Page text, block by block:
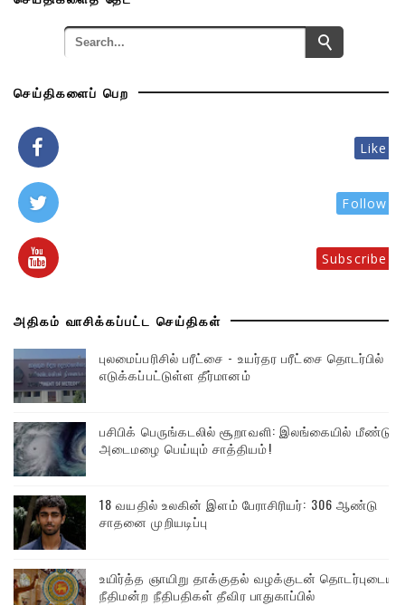
செய்திகளைப் பெற
Like
Follow
Subscribe
அதிகம் வாசிக்கப்பட்ட செய்திகள்
புலமைப்பரிசில் பரீட்சை - உயர்தர பரீட்சை தொடர்பில்
எடுக்கப்பட்டுள்ள தீர்மானம்
பசிபிக் பெருங்கடலில் சூறாவளி: இலங்கையில் மீண்டும்
அடைமழை பெய்யும் சாத்தியம்!
18 வயதில் உலகின் இளம் பேராசிரியர்: 306 ஆண்டு
சாதனை முறியடிப்பு
உயிர்த்த ஞாயிறு தாக்குதல் வழக்குடன் தொடர்புடைய
நீதிமன்ற நீதிபதிகள் தீவிர பாதுகாப்பில்